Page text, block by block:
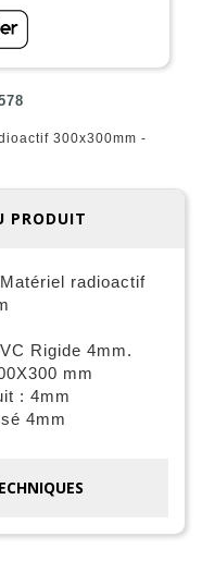
300x300mm -
PRODUIT
radioactif
Rigide 4mm.
mm
: 4mm
4mm